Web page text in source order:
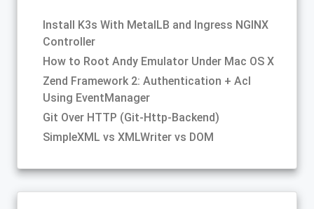
Install K3s With MetalLB and Ingress NGINX
Controller
How to Root Andy Emulator Under Mac OS X
Zend Framework 2: Authentication + Acl
Using EventManager
Git Over HTTP (Git-Http-Backend)
SimpleXML vs XMLWriter vs DOM